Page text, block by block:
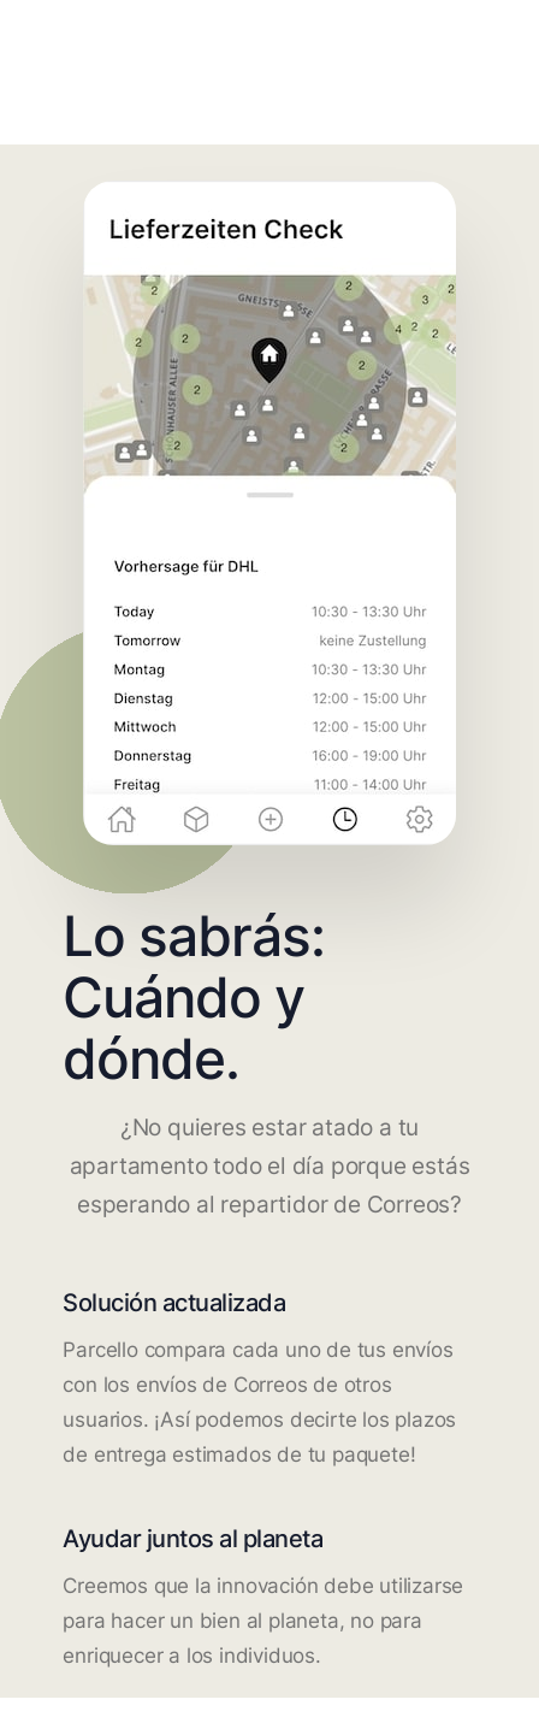
Lo sabrás:
Cuándo y
dónde.
¿No quieres estar atado a tu
apartamento todo el día porque estás
esperando al repartidor de Correos?
Solución actualizada
Parcello compara cada uno de tus envíos
con los envíos de Correos de otros
usuarios. ¡Así podemos decirte los plazos
de entrega estimados de tu paquete!
Ayudar juntos al planeta
Creemos que la innovación debe utilizarse
para hacer un bien al planeta, no para
enriquecer a los individuos.